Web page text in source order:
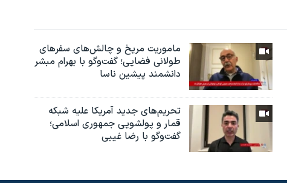
ماموریت مریخ و چالش‌های سفرهای
طولانی فضایی؛ گفت‌وگو با بهرام مبشر
دانشمند پیشین ناسا
تحریم‌های جدید آمریکا علیه شبکه
قمار و پولشویی جمهوری اسلامی؛
گفت‌وگو با رضا غیبی